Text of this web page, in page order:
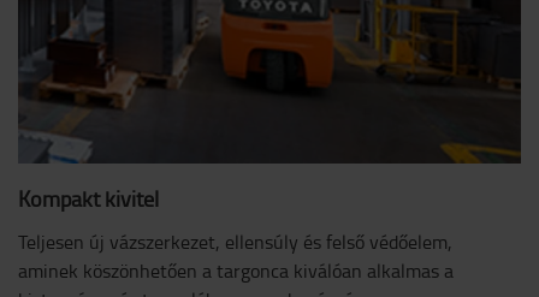
Kompakt kivitel
Teljesen új vázszerkezet, ellensúly és felső védőelem,
aminek köszönhetően a targonca kiválóan alkalmas a